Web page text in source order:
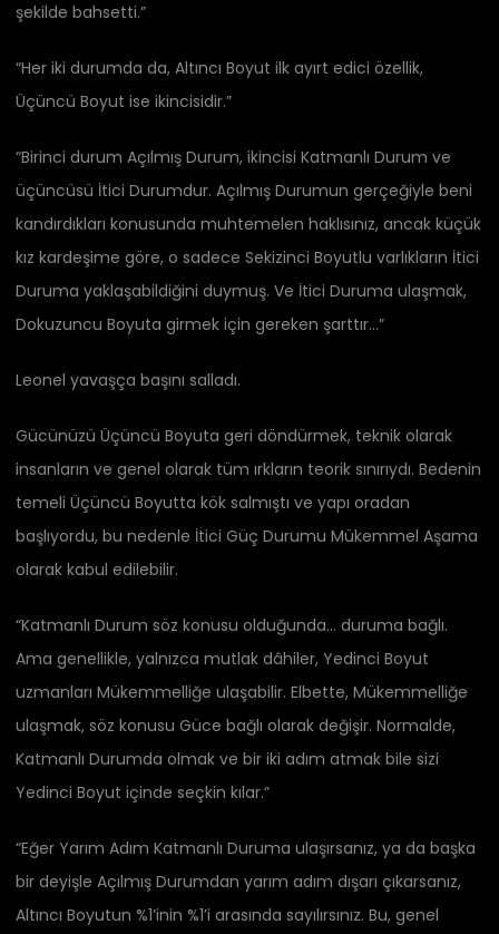
şekilde bahsetti.”
“Her iki durumda da, Altıncı Boyut ilk ayırt edici özellik,
Üçüncü Boyut ise ikincisidir.”
“Birinci durum Açılmış Durum, ikincisi Katmanlı Durum ve
üçüncüsü İtici Durumdur. Açılmış Durumun gerçeğiyle beni
kandırdıkları konusunda muhtemelen haklısınız, ancak küçük
kız kardeşime göre, o sadece Sekizinci Boyutlu varlıkların İtici
Duruma yaklaşabildiğini duymuş. Ve İtici Duruma ulaşmak,
Dokuzuncu Boyuta girmek için gereken şarttır…”
Leonel yavaşça başını salladı.
Gücünüzü Üçüncü Boyuta geri döndürmek, teknik olarak
insanların ve genel olarak tüm ırkların teorik sınırıydı. Bedenin
temeli Üçüncü Boyutta kök salmıştı ve yapı oradan
başlıyordu, bu nedenle İtici Güç Durumu Mükemmel Aşama
olarak kabul edilebilir.
“Katmanlı Durum söz konusu olduğunda… duruma bağlı.
Ama genellikle, yalnızca mutlak dâhiler, Yedinci Boyut
uzmanları Mükemmelliğe ulaşabilir. Elbette, Mükemmelliğe
ulaşmak, söz konusu Güce bağlı olarak değişir. Normalde,
Katmanlı Durumda olmak ve bir iki adım atmak bile sizi
Yedinci Boyut içinde seçkin kılar.”
“Eğer Yarım Adım Katmanlı Duruma ulaşırsanız, ya da başka
bir deyişle Açılmış Durumdan yarım adım dışarı çıkarsanız,
Altıncı Boyutun %1’inin %1’i arasında sayılırsınız. Bu, genel